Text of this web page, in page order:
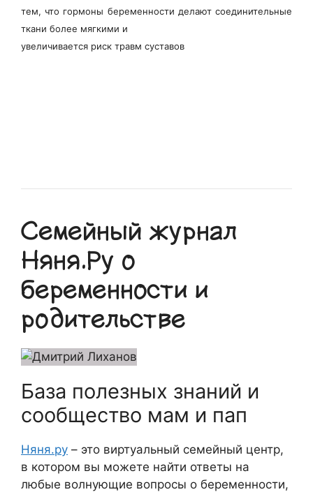
тем, что гормоны беременности делают соединительные
ткани более мягкими и
увеличивается риск травм суставов
Семейный журнал
Няня.Ру о
беременности и
родительстве
База полезных знаний и
сообщество мам и пап
Няня.ру – это виртуальный семейный центр,
в котором вы можете найти ответы на
любые волнующие вопросы о беременности,